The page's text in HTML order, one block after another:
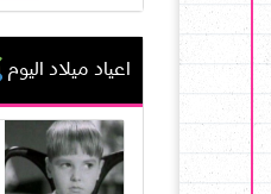
اعياد ميلاد اليوم